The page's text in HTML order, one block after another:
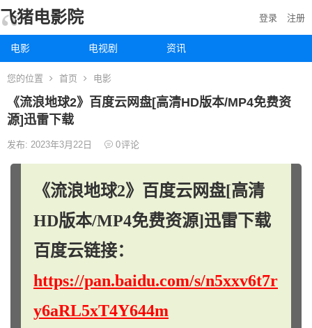
飞猪电影院
电影 电视剧 资讯
登录 注册
您的位置 首页 电影
《流浪地球2》百度云网盘[高清HD版本/MP4免费资
源]迅雷下载
发布: 2023年3月22日 0评论
《流浪地球2》百度云网盘[高清
HD版本/MP4免费资源]迅雷下载
百度云链接：
https://pan.baidu.com/s/n5xxv6t7r
y6aRL5xT4Y644m